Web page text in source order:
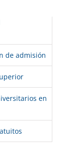
de admisión
en